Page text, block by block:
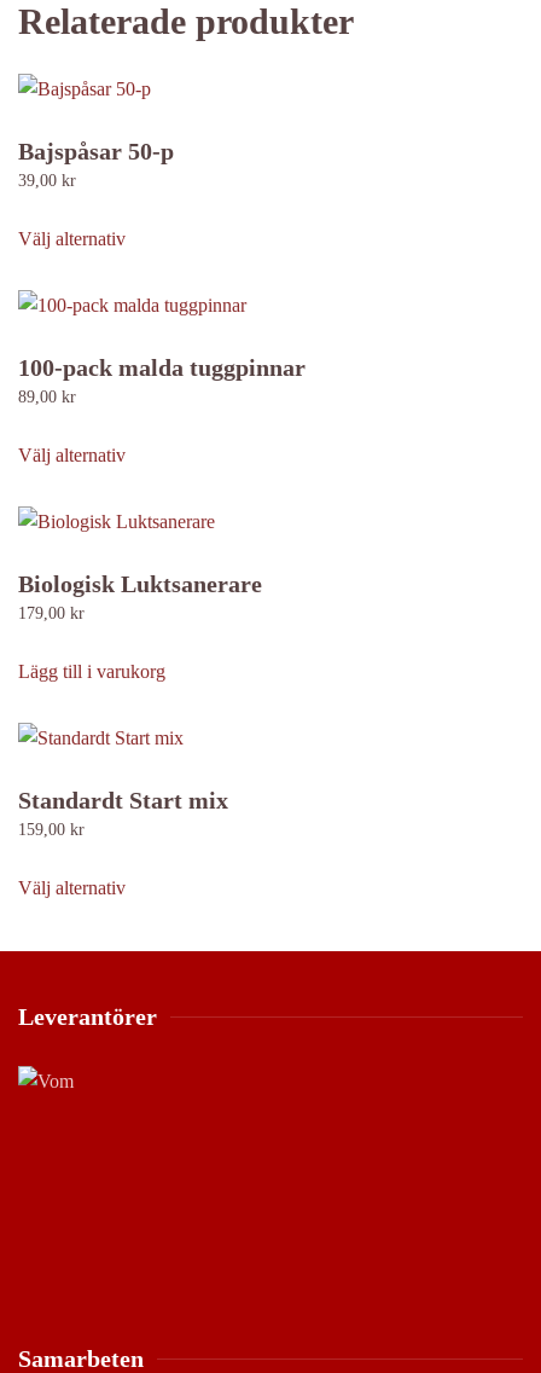
Relaterade produkter
Bajspåsar 50-p
39,00 kr
Välj alternativhär
har
varianter.
alternativen
100-pack malda tuggpinnar
89,00 kr
Välj alternativhär
har
varianter.
alternativen
Biologisk Luktsanerare
179,00 kr
Lägg till i varukorg
Standardt Start mix
159,00 kr
Välj alternativhär
har
Leverantörer
Samarbeten